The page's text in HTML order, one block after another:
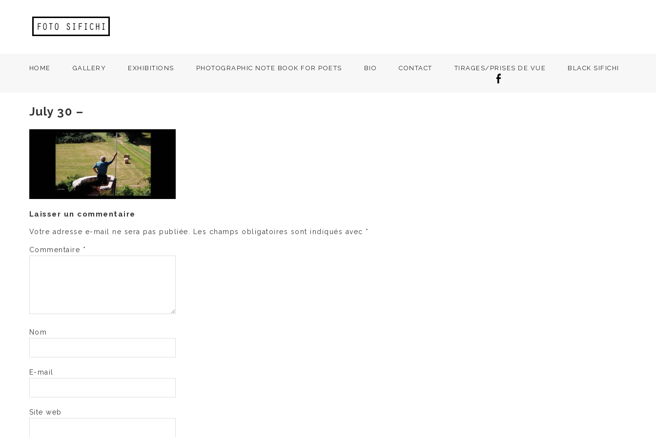
HOME GALLERY EXHIBITIONS PHOTOGRAPHIC NOTE BOOK FOR POETS BIO CONTACT TIRAGES/PRISES DE VUE BLACK SIFICHI
July 30 –
Laisser un commentaire
Votre adresse e-mail ne sera pas publiée. Les champs obligatoires sont indiqués avec *
Commentaire *
Nom
E-mail
Site web